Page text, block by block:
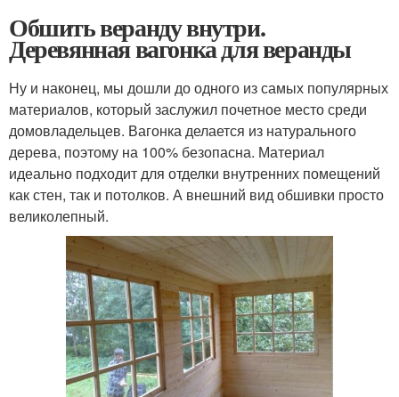
Обшить веранду внутри.
Деревянная вагонка для веранды
Ну и наконец, мы дошли до одного из самых популярных
материалов, который заслужил почетное место среди
домовладельцев. Вагонка делается из натурального
дерева, поэтому на 100% безопасна. Материал
идеально подходит для отделки внутренних помещений
как стен, так и потолков. А внешний вид обшивки просто
великолепный.